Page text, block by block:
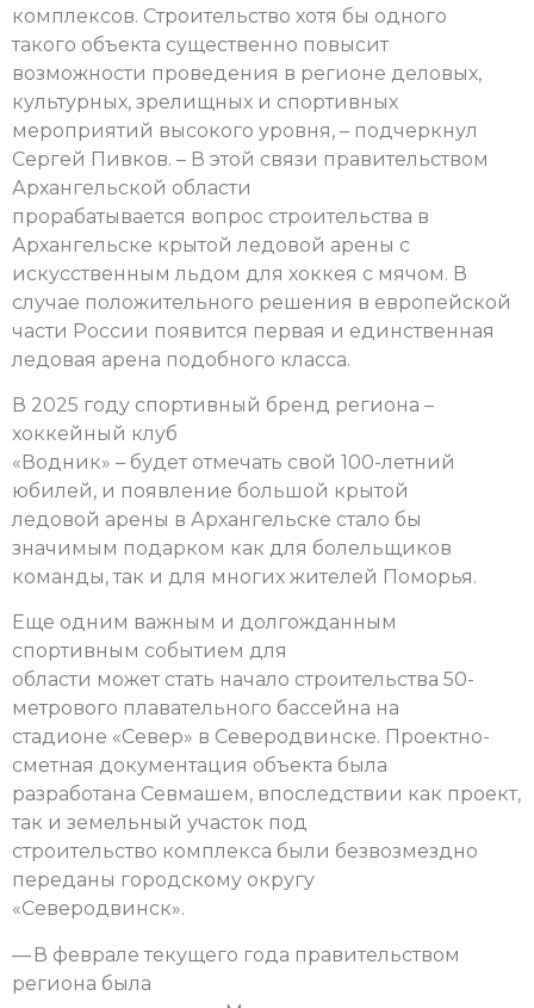
комплексов. Строительство хотя бы одного
такого объекта существенно повысит
возможности проведения в регионе деловых,
культурных, зрелищных и спортивных
мероприятий высокого уровня, – подчеркнул
Сергей Пивков. – В этой связи правительством
Архангельской области
прорабатывается вопрос строительства в
Архангельске крытой ледовой арены с
искусственным льдом для хоккея с мячом. В
случае положительного решения в европейской
части России появится первая и единственная
ледовая арена подобного класса.
В 2025 году спортивный бренд региона –
хоккейный клуб
«Водник» – будет отмечать свой 100-летний
юбилей, и появление большой крытой
ледовой арены в Архангельске стало бы
значимым подарком как для болельщиков
команды, так и для многих жителей Поморья.
Еще одним важным и долгожданным
спортивным событием для
области может стать начало строительства 50-
метрового плавательного бассейна на
стадионе «Север» в Северодвинске. Проектно-
сметная документация объекта была
разработана Севмашем, впоследствии как проект,
так и земельный участок под
строительство комплекса были безвозмездно
переданы городскому округу
«Северодвинск».
— В феврале текущего года правительством
региона была